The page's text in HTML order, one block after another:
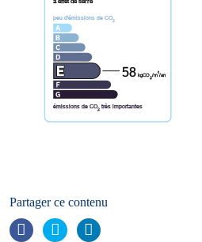
peu d'émissions de CO2
émissions de CO2très importantes
58kgCO2
/m²/an
Partager ce contenu